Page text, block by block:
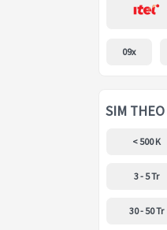
09x
SIM
< 500 K
3 - 5 Tr
30 - 50 Tr